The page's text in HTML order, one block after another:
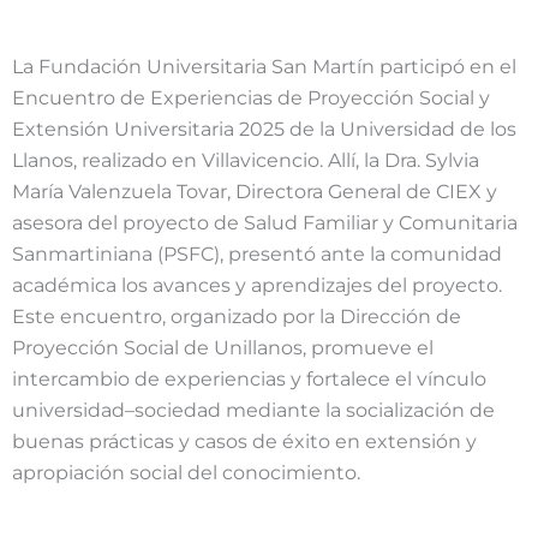
La Fundación Universitaria San Martín participó en el
Encuentro de Experiencias de Proyección Social y
Extensión Universitaria 2025 de la Universidad de los
Llanos, realizado en Villavicencio. Allí, la Dra. Sylvia
María Valenzuela Tovar, Directora General de CIEX y
asesora del proyecto de Salud Familiar y Comunitaria
Sanmartiniana (PSFC), presentó ante la comunidad
académica los avances y aprendizajes del proyecto.
Este encuentro, organizado por la Dirección de
Proyección Social de Unillanos, promueve el
intercambio de experiencias y fortalece el vínculo
universidad–sociedad mediante la socialización de
buenas prácticas y casos de éxito en extensión y
apropiación social del conocimiento.